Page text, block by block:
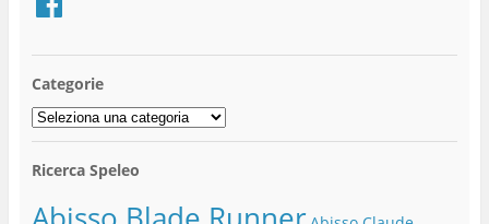
Categorie
Categorie
Ricerca Speleo